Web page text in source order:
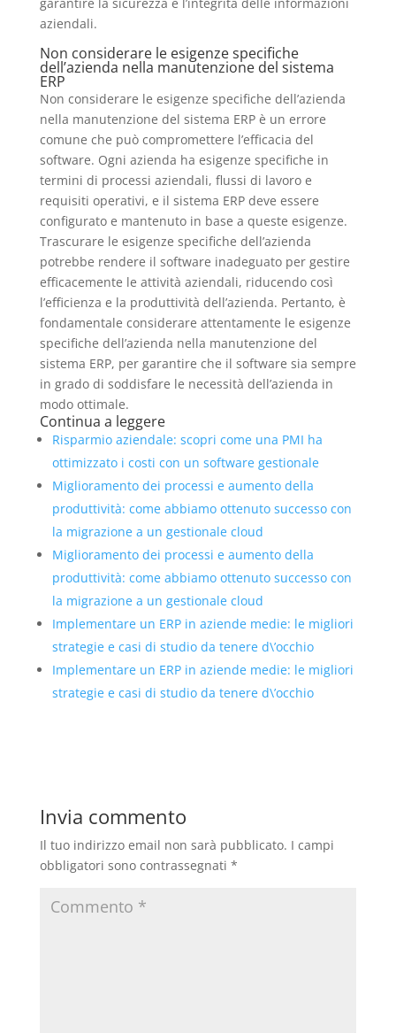
aziendali.
Non considerare le esigenze specifiche
dell’azienda nella manutenzione del sistema
ERP
Non considerare le esigenze specifiche dell’azienda
nella manutenzione del sistema ERP è un errore
comune che può compromettere l’efficacia del
software. Ogni azienda ha esigenze specifiche in
termini di processi aziendali, flussi di lavoro e
requisiti operativi, e il sistema ERP deve essere
configurato e mantenuto in base a queste esigenze.
Trascurare le esigenze specifiche dell’azienda
potrebbe rendere il software inadeguato per gestire
efficacemente le attività aziendali, riducendo così
l’efficienza e la produttività dell’azienda. Pertanto, è
fondamentale considerare attentamente le esigenze
specifiche dell’azienda nella manutenzione del
sistema ERP, per garantire che il software sia sempre
in grado di soddisfare le necessità dell’azienda in
modo ottimale.
Continua a leggere
Risparmio aziendale: scopri come una PMI ha
ottimizzato i costi con un software gestionale
Miglioramento dei processi e aumento della
produttività: come abbiamo ottenuto successo con
la migrazione a un gestionale cloud
Miglioramento dei processi e aumento della
produttività: come abbiamo ottenuto successo con
la migrazione a un gestionale cloud
Implementare un ERP in aziende medie: le migliori
strategie e casi di studio da tenere d\’occhio
Implementare un ERP in aziende medie: le migliori
strategie e casi di studio da tenere d\’occhio
Invia commento
Il tuo indirizzo email non sarà pubblicato. I campi
obbligatori sono contrassegnati *